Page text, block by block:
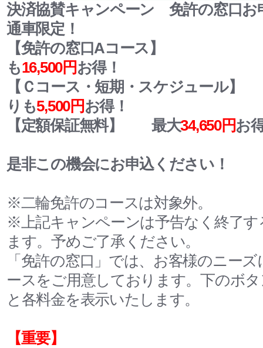
決済協賛キャンペーン 免許の窓口
通車限定！
【免許の窓口Aコース】
も16,500円 お得！
【Ｃコース・短期・スケジュール】
りも5,500円 お得！
【定額保証無料】
最大34,650円お
是非この機会にお申込ください！
※二輪免許のコースは対象外。
※上記キャンペーンは予告なく終了す
ます。予めご了承ください。
「免許の窓口」では、お客様のニー
ースをご用意しております。下のボ
と各料金を表示いたします。
【重要】